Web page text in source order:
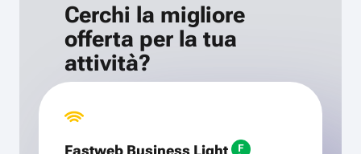
Cerchi la migliore
offerta per la tua
attività?
Fastweb Business Light